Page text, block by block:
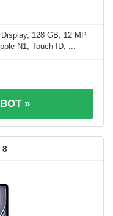
128 GB, 12 MP
N1, Touch ID, ...
»
8